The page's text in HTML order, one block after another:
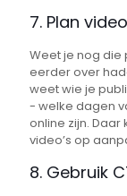
7. Plan
Weet je nog
eerder over
weet wie je
- welke dagen
online zijn.
video’s op
8. Gebruik